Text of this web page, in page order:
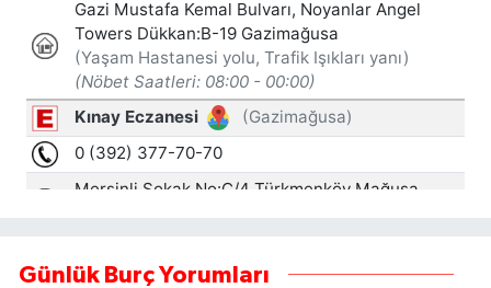
Günlük Burç Yorumları